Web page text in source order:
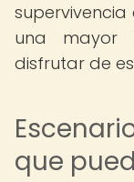
una mayor
disfrutar de
que